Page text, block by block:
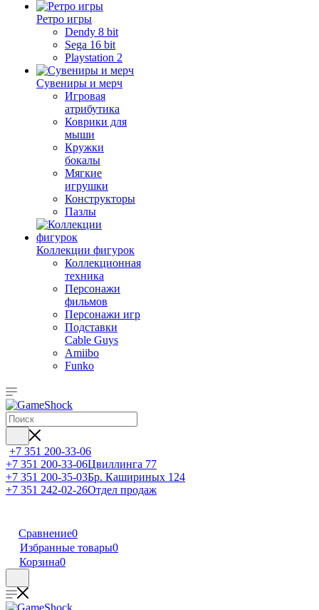
Ретро игры
Dendy 8 bit
Sega 16 bit
Playstation 2
Сувениры и мерч
Игровая
атрибутика
Коврики для
мыши
Кружки
бокалы
Мягкие
игрушки
Конструкторы
Пазлы
Коллекции фигурок
Коллекционная
техника
Персонажи
фильмов
Персонажи игр
Подставки
Cable Guys
Amiibo
Funko
+7 351 200-33-06
+7 351 200-33-06Цвиллинга 77
+7 351 200-35-03Бр. Кашириных 124
+7 351 242-02-26Отдел продаж
Сравнение0
Избранные товары0
Корзина0